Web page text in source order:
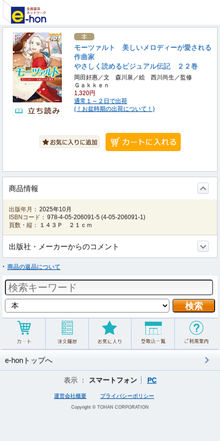
モーツァルト 美しいメロディーが愛される
作曲家
やさしく読めるビジュアル伝記 ２２巻
岡田好惠／文 森川泉／絵 西川尚生／監修
Ｇａｋｋｅｎ
1,320円
通常１～２日で出荷
(！お盆時期の出荷について！)
商品情報
出版年月： 2025年10月
ISBNコード： 978-4-05-206091-5 (4-05-206091-1)
頁数・縦：
１４３Ｐ ２１ｃｍ
出版社・メーカーからのコメント
商品の返品について
e-honトップへ
表示 ： スマートフォン PC
運営会社概要 プライバシーポリシー
Copyright © TOHAN CORPORATION